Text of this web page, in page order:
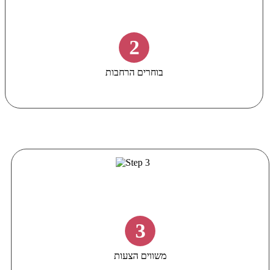
2
בוחרים הרחבות
3
משווים הצעות